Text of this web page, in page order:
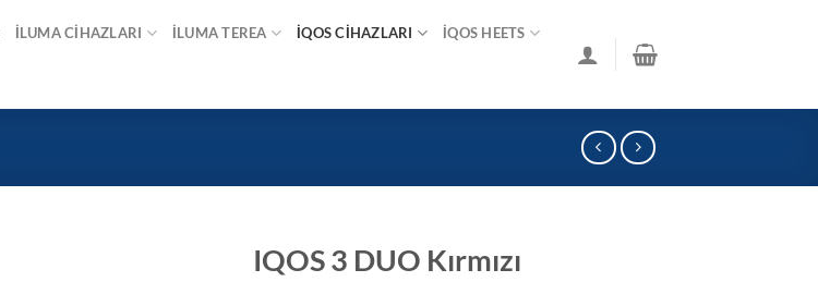
İLUMA CIHAZLARI İLUMA TEREA İQOS CIHAZLARI İQOS HEETS
IQOS 3 DUO Kırmızı